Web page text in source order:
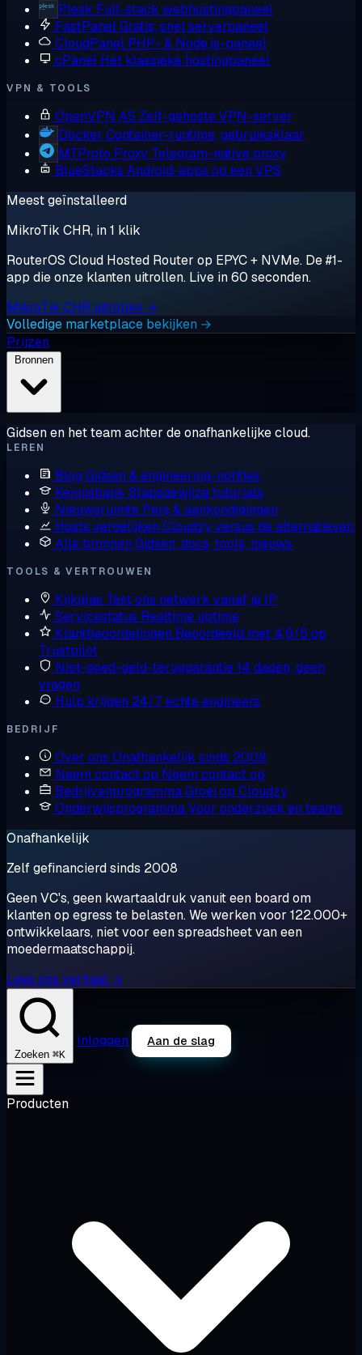
Plesk Full-stack webhostingpaneel
FastPanelGratis, snel serverpaneel
CloudPanel PHP- & Node.js-paneel
cPanel Het klassieke hostingpaneel
VPN & TOOLS
OpenVPN AS Zelf-gehoste VPN-server
Docker Container-runtime, gebruiksklaar
MTProto Proxy Telegram-native proxy
BlueStacks Android-apps op een VPS
Meest geïnstalleerd
MikroTik CHR, in 1 klik
RouterOS Cloud Hosted Router op EPYC + NVMe. De #1-
app die onze klanten uitrollen. Live in 60 seconden.
MikroTik CHR uitrollen →
Volledige marketplace bekijken →
Prijzen
Gidsen en het team achter de onafhankelijke cloud.
LEREN
Blog Gidsen & engineering-notities
Kennisbank Stapsgewijze tutorials
Nieuwsruimte Pers & aankondigingen
Hosts vergelijken Cloudzy versus de alternatieven
Alle bronnen Gidsen, docs, tools, nieuws
TOOLS & VERTROUWEN
Kijkglas Test ons netwerk vanaf je IP
Servicestatus Realtime uptime
Klantbeoordelingen Beoordeeld met 4,6/5 op
Trustpilot
Niet-goed-geld-teruggarantie14 dagen, geen
vragen
Hulp krijgen 24/7, echte engineers
BEDRIJF
Over ons Onafhankelijk sinds 2008
Neem contact op Neem contact op
BedrijvenprogrammaGroei op Cloudzy
OnderwijsprogrammaVoor onderzoek en teams
Onafhankelijk
Zelf gefinancierd sinds 2008
Geen VC's, geen kwartaaldruk vanuit een board om
klanten op egress te belasten. We werken voor 122.000+
ontwikkelaars, niet voor een spreadsheet van een
moedermaatschappij.
Lees ons verhaal →
Zoeken ⌘K
Inloggen Aan de slag
Producten